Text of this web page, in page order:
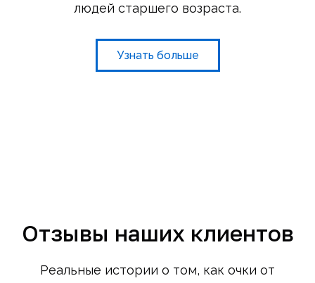
людей старшего возраста.
Узнать больше
Отзывы наших клиентов
Реальные истории о том, как очки от